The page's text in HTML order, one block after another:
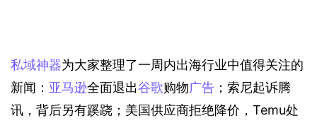
私域神器为大家整理了一周内出海行业中值得关注的
新闻： 亚马逊全面退出谷歌购物广告 ；索尼起诉腾
讯，背后另有蹊跷；美国供应商拒绝降价，Temu处